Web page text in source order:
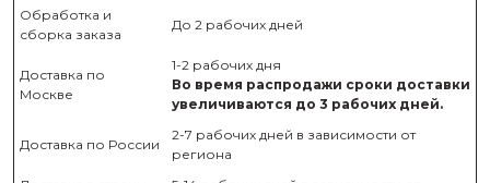
Обработка и
сборка заказа
До 2 рабочих дней
Доставка по
Москве
1-2 рабочих дня
Во время распродажи сроки доставки
увеличиваются до 3 рабочих дней.
Доставка по России
2-7 рабочих дней в зависимости от
региона